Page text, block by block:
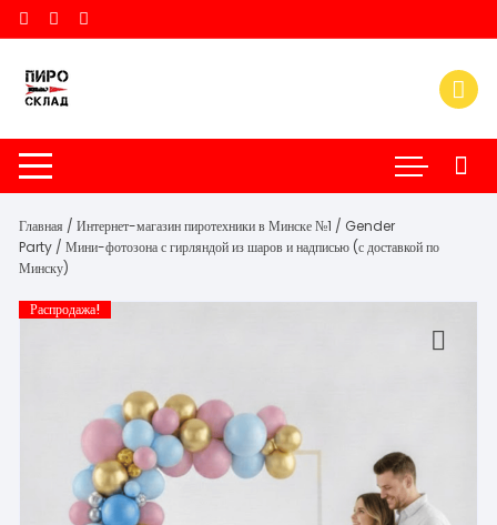
Перейти
к
содержимому
Главная /Интернет-магазин пиротехники в Минске №1 / Gender
Party / Мини-фотозона с гирляндой из шаров и надписью (с доставкой по
Минску)
Распродажа!